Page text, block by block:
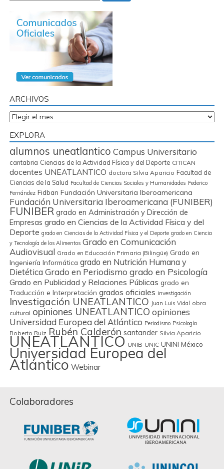
ARCHIVOS
Archivos
EXPLORA
alumnos uneatlantico Campus Universitario
cantabria Ciencias de la Actividad Física y del Deporte CITICAN
docentes UNEATLANTICO doctora Silvia Aparicio Facultad de
Ciencias de la Salud Facultad de Ciencias Sociales y Humanidades Federico
Fernández Fidban Fundación Universitaria Iberoamericana
Fundación Universitaria Iberoamericana (FUNIBER)
FUNIBER grado en Administración y Dirección de
Empresas grado en Ciencias de la Actividad Física y del
Deporte grado en Ciencias de la Actividad Física y el Deporte grado en Ciencia
y Tecnología de los Alimentos Grado en Comunicación
Audiovisual Grado en Educación Primaria (Bilingüe) Grado en
Ingeniería Informática grado en Nutrición Humana y
Dietética Grado en Periodismo grado en Psicología
Grado en Publicidad y Relaciones Públicas grado en
Traducción e Interpretación grados oficiales investigación
Investigación UNEATLANTICO Juan Luis Vidal
obra
cultural opiniones UNEATLANTICO opiniones
Universidad Europea del Atlántico Periodismo Psicología
Roberto Ruiz Rubén Calderón santander Silvia Aparicio
UNEATLANTICO UNIB UNIC UNINI México
Universidad Europea del
Atlántico Webinar
Colaboradores